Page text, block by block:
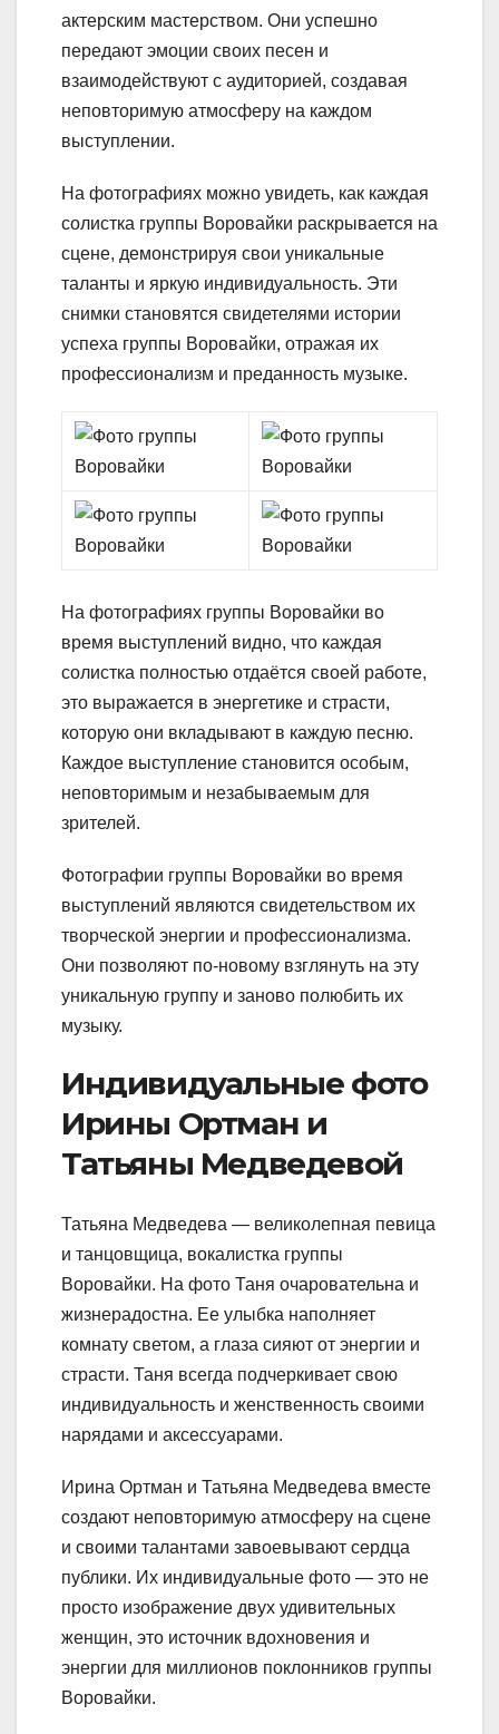
актерским мастерством. Они успешно
передают эмоции своих песен и
взаимодействуют с аудиторией, создавая
неповторимую атмосферу на каждом
выступлении.
На фотографиях можно увидеть, как каждая
солистка группы Воровайки раскрывается на
сцене, демонстрируя свои уникальные
таланты и яркую индивидуальность. Эти
снимки становятся свидетелями истории
успеха группы Воровайки, отражая их
профессионализм и преданность музыке.
На фотографиях группы Воровайки во
время выступлений видно, что каждая
солистка полностью отдаётся своей работе,
это выражается в энергетике и страсти,
которую они вкладывают в каждую песню.
Каждое выступление становится особым,
неповторимым и незабываемым для
зрителей.
Фотографии группы Воровайки во время
выступлений являются свидетельством их
творческой энергии и профессионализма.
Они позволяют по-новому взглянуть на эту
уникальную группу и заново полюбить их
музыку.
Индивидуальные фото
Ирины Ортман и
Татьяны Медведевой
Татьяна Медведева — великолепная певица
и танцовщица, вокалистка группы
Воровайки. На фото Таня очаровательна и
жизнерадостна. Ее улыбка наполняет
комнату светом, а глаза сияют от энергии и
страсти. Таня всегда подчеркивает свою
индивидуальность и женственность своими
нарядами и аксессуарами.
Ирина Ортман и Татьяна Медведева вместе
создают неповторимую атмосферу на сцене
и своими талантами завоевывают сердца
публики. Их индивидуальные фото — это не
просто изображение двух удивительных
женщин, это источник вдохновения и
энергии для миллионов поклонников группы
Воровайки.